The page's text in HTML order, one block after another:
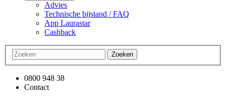
Advies
Technische bijstand / FAQ
App Laurastar
Cashback
Zoeken
0800 948 38
Contact